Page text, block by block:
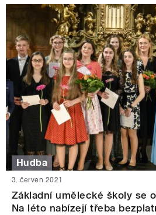
Hudba
3. červen 2021
Základní umělecké školy se
Na léto nabízejí třeba